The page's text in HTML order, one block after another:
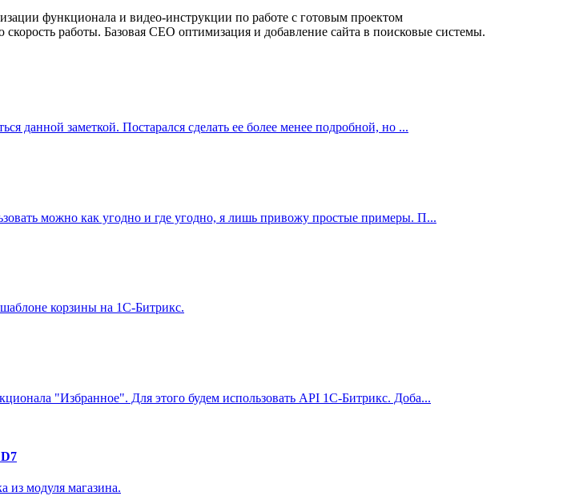
функционала и видео-инструкции по работе с готовым проектом
работы. Базовая СЕО оптимизация и добавление сайта в поисковые системы.
данной заметкой. Постарался сделать ее более менее подробной, но ...
можно как угодно и где угодно, я лишь привожу простые примеры. П...
корзины на 1С-Битрикс.
"Избранное". Для этого будем использовать API 1С-Битрикс. Доба...
из модуля магазина.